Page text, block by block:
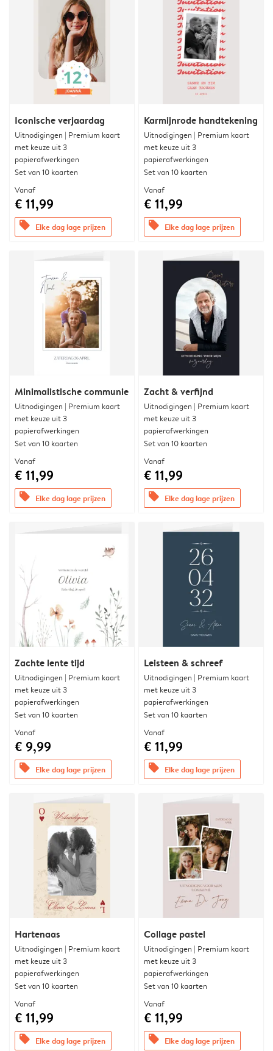
Iconische verjaardag
Uitnodigingen | Premium kaart
met keuze uit 3
papierafwerkingen
Set van 10 kaarten
Vanaf
€ 11,99
offers Elke dag lage prijzen
Karmijnrode handtekening
Uitnodigingen | Premium kaart
met keuze uit 3
papierafwerkingen
Set van 10 kaarten
Vanaf
€ 11,99
offers Elke dag lage prijzen
Minimalistische communie
Uitnodigingen | Premium kaart
met keuze uit 3
papierafwerkingen
Set van 10 kaarten
Vanaf
€ 11,99
offers Elke dag lage prijzen
Zacht & verfijnd
Uitnodigingen | Premium kaart
met keuze uit 3
papierafwerkingen
Set van 10 kaarten
Vanaf
€ 11,99
offers Elke dag lage prijzen
Zachte lente tijd
Uitnodigingen | Premium kaart
met keuze uit 3
papierafwerkingen
Set van 10 kaarten
Vanaf
€ 9,99
offers Elke dag lage prijzen
Leisteen & schreef
Uitnodigingen | Premium kaart
met keuze uit 3
papierafwerkingen
Set van 10 kaarten
Vanaf
€ 11,99
offers Elke dag lage prijzen
Hartenaas
Uitnodigingen | Premium kaart
met keuze uit 3
papierafwerkingen
Set van 10 kaarten
Vanaf
€ 11,99
offers Elke dag lage prijzen
Collage pastel
Uitnodigingen | Premium kaart
met keuze uit 3
papierafwerkingen
Set van 10 kaarten
Vanaf
€ 11,99
offers Elke dag lage prijzen